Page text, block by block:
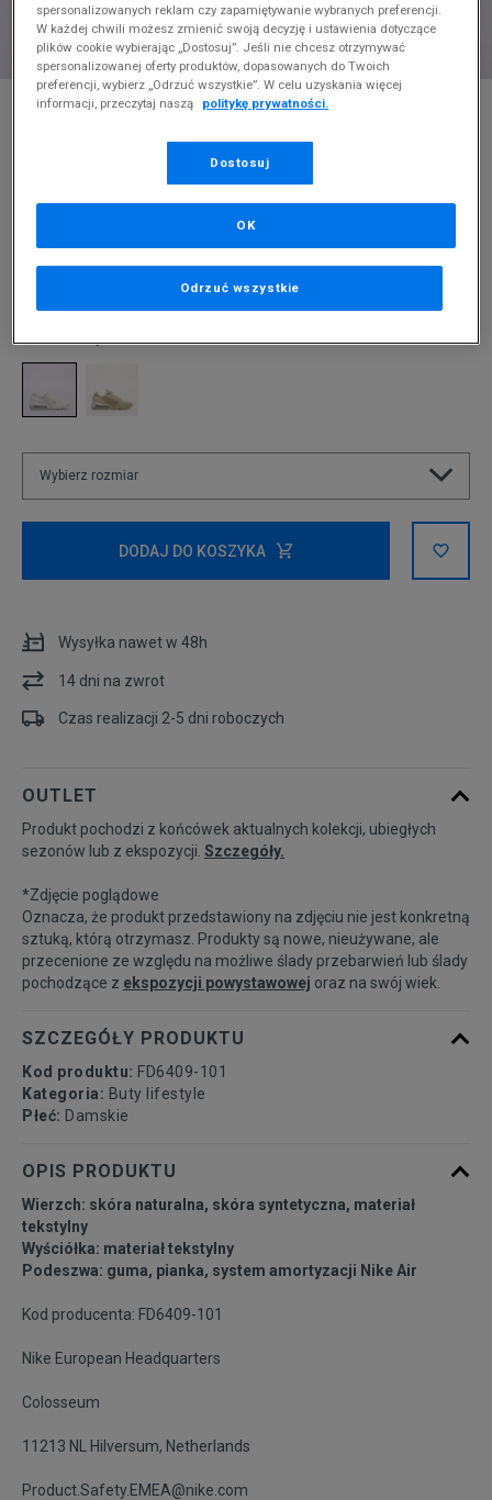
* Zdjęcie poglądowe
NIKE AIR MAX PULSE
Produkt pochodzi z końcówek aktualnych kolekcji, ubiegłych
sezonów lub z ekspozycji.Szczegóły.
cena rekomendowana przez producenta
Wybierz rozmiar
36,5 23 cm
37,5 23,5 cm
38,5 24,5 cm
39 25 cm
40 25,5 cm
40,5 26 cm
41 26,5 cm
DODAJ DO KOSZYKA
Wysyłka nawet w 48h
14 dni na zwrot
Czas realizacji 2-5 dni roboczych
OUTLET
Produkt pochodzi z końcówek aktualnych kolekcji, ubiegłych
sezonów lub z ekspozycji. Szczegóły.
*Zdjęcie poglądowe
Oznacza, że produkt przedstawiony na zdjęciu nie jest konkretną
sztuką, którą otrzymasz. Produkty są nowe, nieużywane, ale
przecenione ze względu na możliwe ślady przebarwień lub ślady
pochodzące z ekspozycji powystawowej oraz na swój wiek.
SZCZEGÓŁY PRODUKTU
Kod produktu: FD6409-101
Kategoria: Buty lifestyle
Płeć: Damskie
OPIS PRODUKTU
Wierzch: skóra naturalna, skóra syntetyczna, materiał
tekstylny
Wyściółka: materiał tekstylny
Podeszwa: guma, pianka, system amortyzacji Nike Air
Kod producenta: FD6409-101
Nike European Headquarters
Colosseum
11213 NL Hilversum, Netherlands
Product.Safety.EMEA@nike.com
spersonalizowanych reklam czy zapamiętywanie wybranych preferencji.
W każdej chwili możesz zmienić swoją decyzję i ustawienia dotyczące
plików cookie wybierając „Dostosuj”. Jeśli nie chcesz otrzymywać
spersonalizowanej oferty produktów, dopasowanych do Twoich
preferencji, wybierz „Odrzuć wszystkie”. W celu uzyskania więcej
informacji, przeczytaj naszą
politykę prywatności.
Dostosuj
Odrzuć wszystkie
OK